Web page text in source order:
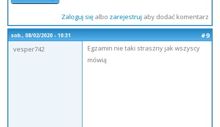
Zaloguj sięalbo zarejestruj aby dodać komentarz
sob., 08/02/2020 - 10:31
#9
vesper742
Egzamin nie taki straszny jak wszyscy
mówią